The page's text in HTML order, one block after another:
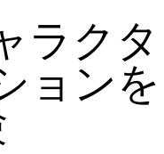
ラクタ
ョンを